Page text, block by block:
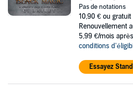
Pas de notations
10,90 € ou gratuit
Renouvellement
5,99 €/mois
conditions
Essayez